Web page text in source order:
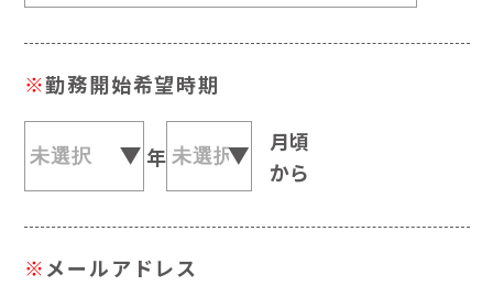
※勤務開始希望時期
年
月頃
から
※メールアドレス